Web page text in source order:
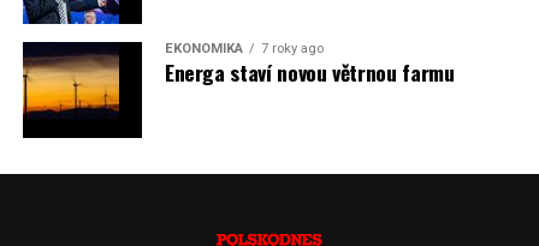
EKONOMIKA 7 roky ago
Energa staví novou větrnou farmu